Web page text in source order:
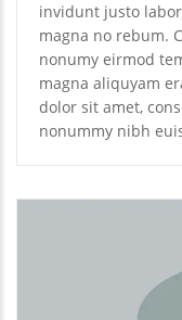
invidunt justo
magna no rebum.
nonumy eirmod
magna aliquyam
dolor sit amet,
nonummy nibh